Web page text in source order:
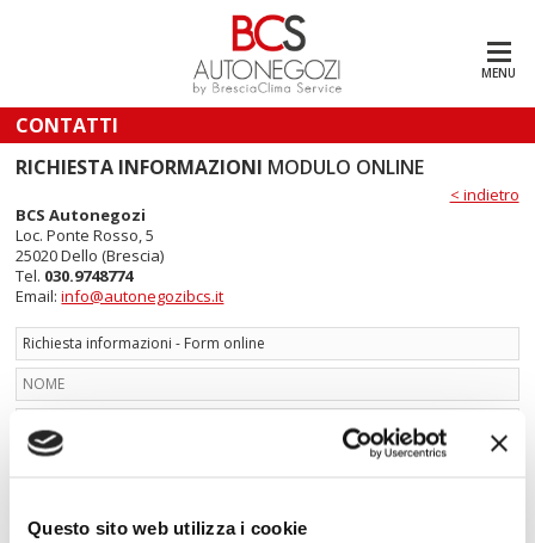
Questo sito web utilizza i cookie
MENU
CONTATTI
RICHIESTA INFORMAZIONI MODULO ONLINE
< indietro
BCS Autonegozi
Loc. Ponte Rosso, 5
25020 Dello (Brescia)
Tel. 030.9748774
Email:info@autonegozibcs.it